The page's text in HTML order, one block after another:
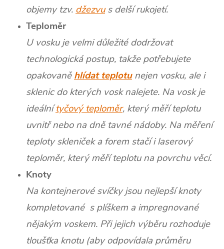
objemy tzv. džezvus delší rukojetí.
Teploměr
U vosku je velmi důležité dodržovat
technologická postup, takže potřebujete
opakovaněhlídat teplotunejen vosku, ale i
sklenic do kterých vosk nalejete. Na vosk je
ideálnítyčový teploměr, který měří teplotu
uvnitř nebo na dně tavné nádoby. Na měření
teploty skleniček a forem stačí i laserový
teploměr, který měří teplotu na povrchu věcí.
Knoty
Na kontejnerové svíčky jsou nejlepší knoty
kompletované s plíškem a impregnované
nějakým voskem. Při jejich výběru rozhoduje
tloušťka knotu (aby odpovídala průměru